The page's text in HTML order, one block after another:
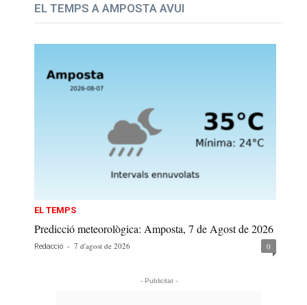
EL TEMPS A AMPOSTA AVUI
EL TEMPS
Predicció meteorològica: Amposta, 7 de Agost de 2026
Redacció - 7 d'agost de 2026 0
- Publicitat -